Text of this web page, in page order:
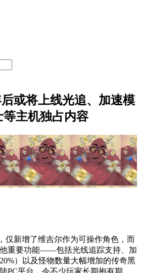
或将上线光追、加速模
主机独占内容
仅新增了维吉尔作为可操作角色，而
重要功能——包括光线追踪支持、加
）以及怪物数量大幅增加的传奇黑